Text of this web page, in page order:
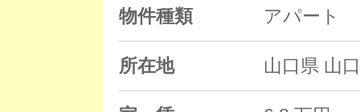
物件種類 アパート
所在地 山口県 山